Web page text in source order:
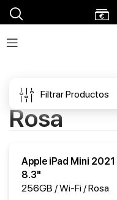
Rosa
Filtrar Productos
Apple iPad Mini 2021
8.3"
256GB / Wi-Fi / Rosa